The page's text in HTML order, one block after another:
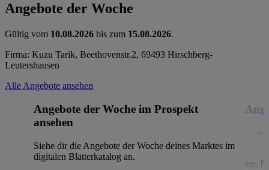
Angebote der Woche
Gültig vom 10.08.2026 bis zum 15.08.2026.
Firma: Kuzu Tarik, Beethovenstr.2, 69493 Hirschberg-
Leutershausen
Alle Angebote ansehen
Angebote der Woche im Prospekt
ansehen
Siehe dir die Angebote der Woche deines Marktes im
digitalen Blätterkatalog an.
aus